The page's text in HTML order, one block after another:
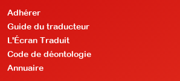
Adhérer
Guide du traducteur
L'Écran Traduit
Code de déontologie
Annuaire